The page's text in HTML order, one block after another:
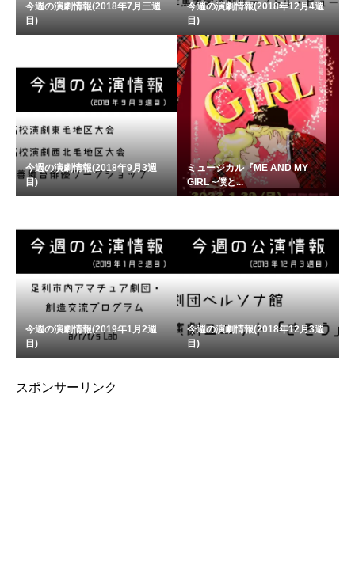
今週の演劇情報(2018年7月三週
目)
今週の演劇情報(2018年12月4週
目)
今週の演劇情報(2018年9月3週
目)
ミュージカル『ME AND MY
GIRL ~僕と...
今週の演劇情報(2019年1月2週
目)
今週の演劇情報(2018年12月3週
目)
スポンサーリンク